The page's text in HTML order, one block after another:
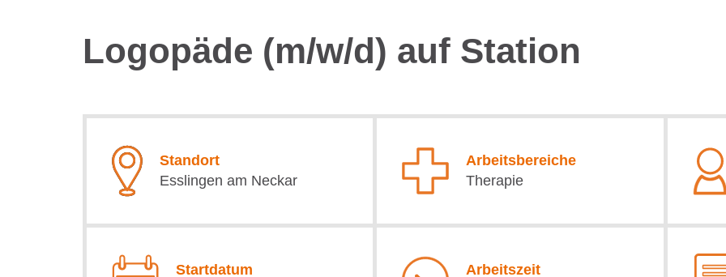
Logopäde (m/w/d) auf Station
Standort
Esslingen am Neckar
Arbeitsbereiche
Therapie
Startdatum
Arbeitszeit